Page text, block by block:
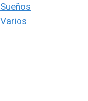
Sueños
Varios